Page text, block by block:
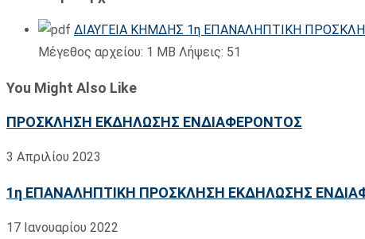
ΔΙΑΥΓΕΙΑ ΚΗΜΔΗΣ 1η ΕΠΑΝΑΛΗΠΤΙΚΗ
Μέγεθος αρχείου: 1 MB Λήψεις: 51
You Might Also Like
ΠΡΟΣΚΛΗΣΗ ΕΚΔΗΛΩΣΗΣ ΕΝΔΙΑΦΕΡΟΝΤΟΣ
3 Απριλίου 2023
1η ΕΠΑΝΑΛΗΠΤΙΚΗ ΠΡΟΣΚΛΗΣΗ ΕΚΔΗΛΩΣΗΣ
17 Ιανουαρίου 2022